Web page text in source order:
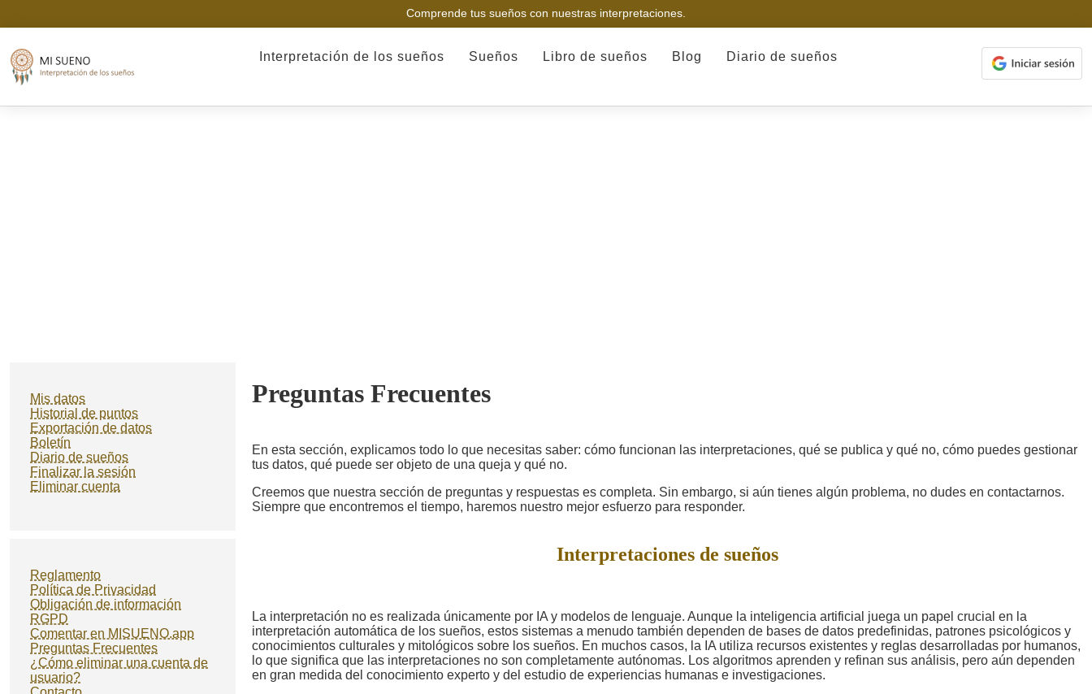
Comprende tus sueños con nuestras interpretaciones.
Interpretación de los sueños Sueños Libro de sueños Blog Diario de sueños
Mis datos
Historial de puntos
Exportación de datos
Boletín
Diario de sueños
Finalizar la sesión
Eliminar cuenta
Reglamento
Política de Privacidad
Obligación de información
RGPD
Comentar en MISUENO.app
Preguntas Frecuentes
¿Cómo eliminar una cuenta de
usuario?
Preguntas Frecuentes
En esta sección, explicamos todo lo que necesitas saber: cómo funcionan las interpretaciones, qué se publica y qué no, cómo puedes gestionar
tus datos, qué puede ser objeto de una queja y qué no.
Creemos que nuestra sección de preguntas y respuestas es completa. Sin embargo, si aún tienes algún problema, no dudes en contactarnos.
Siempre que encontremos el tiempo, haremos nuestro mejor esfuerzo para responder.
Interpretaciones de sueños
La interpretación no es realizada únicamente por IA y modelos de lenguaje. Aunque la inteligencia artificial juega un papel crucial en la
interpretación automática de los sueños, estos sistemas a menudo también dependen de bases de datos predefinidas, patrones psicológicos y
conocimientos culturales y mitológicos sobre los sueños. En muchos casos, la IA utiliza recursos existentes y reglas desarrolladas por humanos,
lo que significa que las interpretaciones no son completamente autónomas. Los algoritmos aprenden y refinan sus análisis, pero aún dependen
en gran medida del conocimiento experto y del estudio de experiencias humanas e investigaciones.